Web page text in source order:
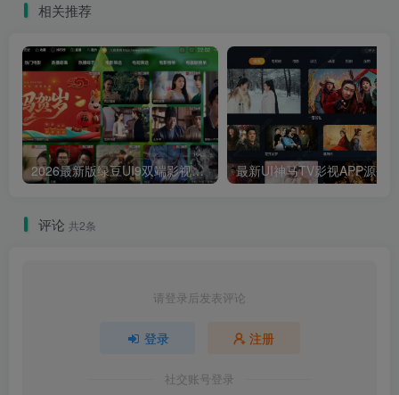
相关推荐
2026最新版绿豆UI9双端影视APP源码
评论 共2条
请登录后发表评论
登录 注册
社交账号登录